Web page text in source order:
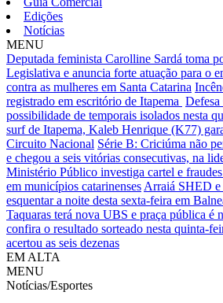
Edições
Notícias
MENU
Deputada feminista Carolline Sardá toma
Legislativa e anuncia forte atuação para o
contra as mulheres em Santa Catarina
registrado em escritório de Itapema
possibilidade de temporais isolados nesta
surf de Itapema, Kaleb Henrique (K77)
Circuito Nacional Série B: Criciúma não
e chegou a seis vitórias consecutivas, na
Ministério Público investiga cartel e
em municípios catarinenses Arraiá SHED e
esquentar a noite desta sexta-feira em
Taquaras terá nova UBS e praça pública é
confira o resultado sorteado nesta quinta-
acertou as seis dezenas
EM ALTA
MENU
Notícias/Esportes